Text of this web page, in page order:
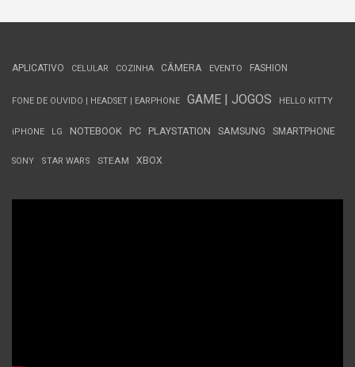
APLICATIVO CELULAR COZINHA CÂMERA EVENTO FASHION
FONE DE OUVIDO | HEADSET | EARPHONE GAME | JOGOS HELLO KITTY
iPHONE LG NOTEBOOK PC PLAYSTATION SAMSUNG SMARTPHONE
SONY STAR WARS STEAM XBOX